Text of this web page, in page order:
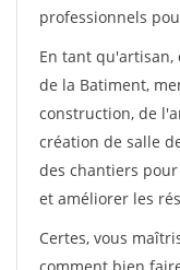
professionnels
En tant qu'artisan,
de la Batiment,
construction, de
création de salle
des chantiers
et améliorer les
Certes, vous